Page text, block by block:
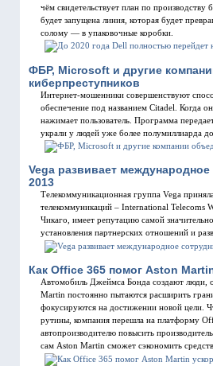
чём свидетельствует план по
будет запущена линия, которая будет
солому — в упаковочные коробки.
ФБР, Microsoft и другие
киберпреступников
Интернет-мошенники совершенствуют
обеспечение под названием Citadel. Когда
нажимает пользователь. Программа
украли у людей уже более полумиллиарда
Vega развивает
2013
Телекоммуникационная группа Vega
телекоммуникаций – International Telecoms
Чикаго, имеет репутацию самой
установления партнерских отношений и
Как Office 365 помог Aston
Автомобиль Джеймса Бонда создают люди,
Martin постоянно пытаются расширить
фокусируются на достижении новой цели.
рутины, компания перешла на платформу
автопроизводителю повысить
сам Aston Martin сможет сэкономить